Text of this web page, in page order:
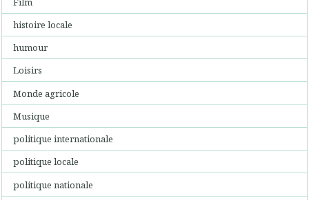
histoire locale
humour
Loisirs
Monde agricole
Musique
politique internationale
politique locale
politique nationale